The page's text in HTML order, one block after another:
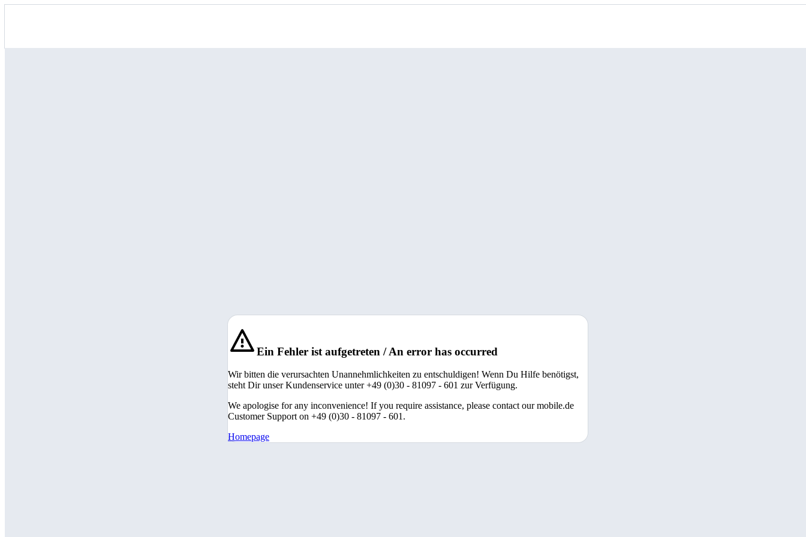
Ein Fehler ist aufgetreten / An error has occurred
Wir bitten die verursachten Unannehmlichkeiten zu entschuldigen! Wenn Du Hilfe benötigst,
steht Dir unser Kundenservice unter +49 (0)30 - 81097 - 601 zur Verfügung.
We apologise for any inconvenience! If you require assistance, please contact our mobile.de
Customer Support on +49 (0)30 - 81097 - 601.
Homepage